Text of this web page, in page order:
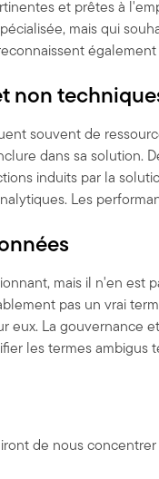
et prêtes à
mais qui
non
souvent de
dans sa
induits par la
Les
mais il n'en est
pas un vrai
eux. La gouvernance
les termes ambigus
de nous